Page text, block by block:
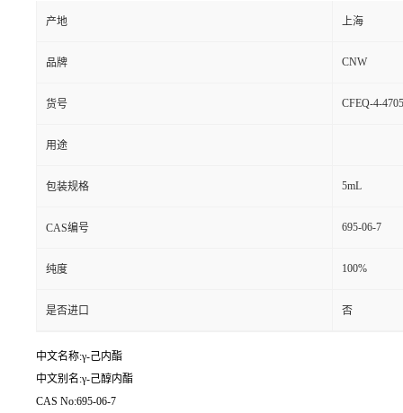
产地 上海
品牌 CNW
货号 CFEQ-4-
用途
包装规格 5mL
CAS编号 695-06-7
纯度 100%
是否进口 否
中文名称:γ-己内酯
中文别名:γ-己醇内酯
CAS No:695-06-7